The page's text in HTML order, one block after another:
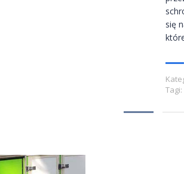
się
Tagi: